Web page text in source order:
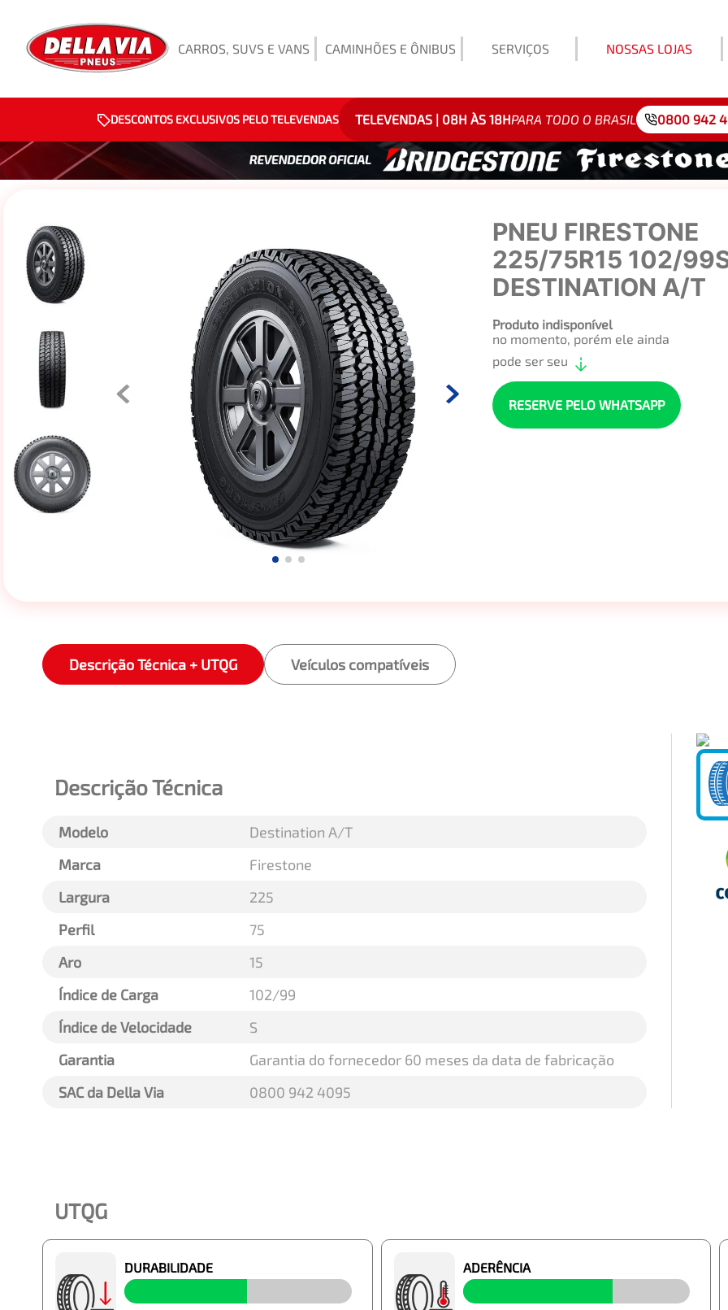
CARROS, SUVS E VANS CAMINHÕES E ÔNIBUS SERVIÇOS NOSSAS LOJAS
DESCONTOS EXCLUSIVOS PELO TELEVENDAS TELEVENDAS | 08H ÀS 18HPARA TODO O BRASIL 0800 942
PNEU FIRESTONE
225/75R15 102/
DESTINATION A/T
Produto indisponível
no momento, porém ele ainda
pode ser seu
RESERVE PELO WHATSAPP
Descrição Técnica + UTQG Veículos compatíveis
Descrição Técnica
Modelo
Destination A/T
Marca
Firestone
Largura
225
Perfil
75
Aro
15
Índice de Carga
102/99
Índice de Velocidade
S
Garantia
Garantia do fornecedor 60 meses da data de fabricação
SAC da Della Via
0800 942 4095
UTQG
DURABILIDADE ADERÊNCIA